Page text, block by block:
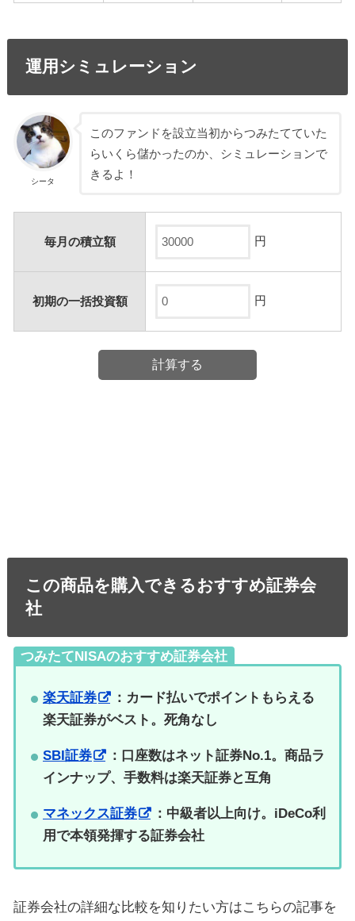
運用シミュレーション
シータ
このファンドを設立当初からつみたてていた
らいくら儲かったのか、シミュレーションで
きるよ！
毎月の積立額 円
初期の一括投資額 円
この商品を購入できるおすすめ証券会
社
つみたてNISAのおすすめ証券会社
楽天証券
：カード払いでポイントもらえる
楽天証券がベスト。死角なし
SBI証券
：口座数はネット証券No.1。商品ラ
インナップ、手数料は楽天証券と互角
マネックス証券
：中級者以上向け。iDeCo利
用で本領発揮する証券会社
証券会社の詳細な比較を知りたい方はこちらの記事を